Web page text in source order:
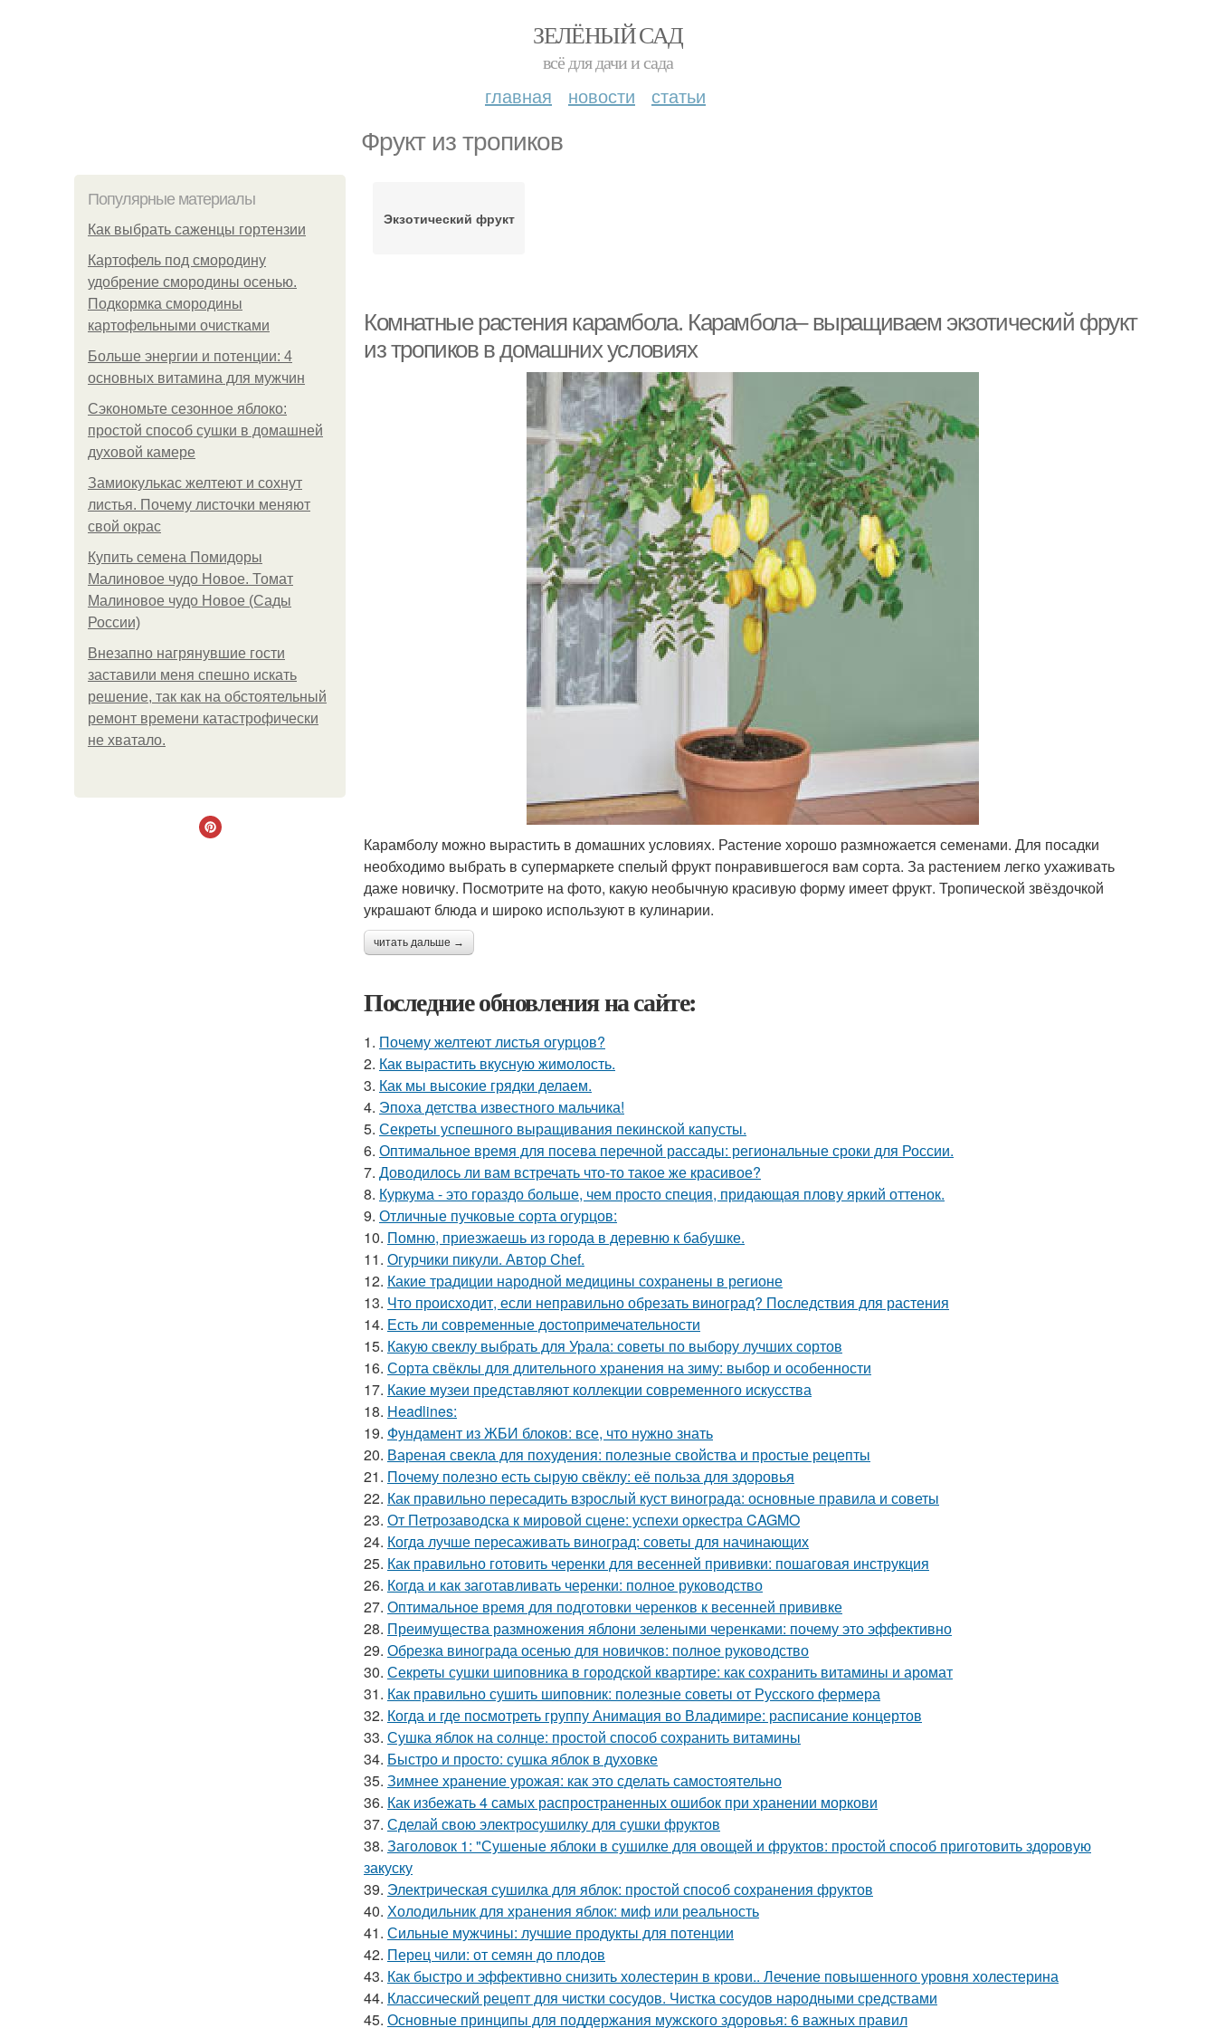
ЗЕЛЁНЫЙ САД
всё для дачи и сада
главная новости статьи
Фрукт из тропиков
Популярные материалы
Как выбрать саженцы гортензии
Картофель под смородину
удобрение смородины осенью.
Подкормка смородины
картофельными очистками
Больше энергии и потенции: 4
основных витамина для мужчин
Сэкономьте сезонное яблоко:
простой способ сушки в домашней
духовой камере
Замиокулькас желтеют и сохнут
листья. Почему листочки меняют
свой окрас
Купить семена Помидоры
Малиновое чудо Новое. Томат
Малиновое чудо Новое (Сады
России)
Внезапно нагрянувшие гости
заставили меня спешно искать
решение, так как на обстоятельный
ремонт времени катастрофически
не хватало.
Экзотический фрукт
Комнатные растения карамбола. Карамбола– выращиваем экзотический фрукт
из тропиков в домашних условиях
Карамболу можно вырастить в домашних условиях. Растение хорошо размножается семенами. Для посадки
необходимо выбрать в супермаркете спелый фрукт понравившегося вам сорта. За растением легко ухаживать
даже новичку. Посмотрите на фото, какую необычную красивую форму имеет фрукт. Тропической звёздочкой
украшают блюда и широко используют в кулинарии.
читать дальше →
Последние обновления на сайте:
1. Почему желтеют листья огурцов?
2. Как вырастить вкусную жимолость.
3. Как мы высокие грядки делаем.
4. Эпоха детства известного мальчика!
5. Секреты успешного выращивания пекинской капусты.
6. Оптимальное время для посева перечной рассады: региональные сроки для России.
7. Доводилось ли вам встречать что-то такое же красивое?
8. Куркума - это гораздо больше, чем просто специя, придающая плову яркий оттенок.
9. Отличные пучковые сорта огурцов:
10. Помню, приезжаешь из города в деревню к бабушке.
11. Огурчики пикули. Автор Chef.
12. Какие традиции народной медицины сохранены в регионе
13. Что происходит, если неправильно обрезать виноград? Последствия для растения
14. Есть ли современные достопримечательности
15. Какую свеклу выбрать для Урала: советы по выбору лучших сортов
16. Сорта свёклы для длительного хранения на зиму: выбор и особенности
17. Какие музеи представляют коллекции современного искусства
18. Headlines:
19. Фундамент из ЖБИ блоков: все, что нужно знать
20. Вареная свекла для похудения: полезные свойства и простые рецепты
21. Почему полезно есть сырую свёклу: её польза для здоровья
22. Как правильно пересадить взрослый куст винограда: основные правила и советы
23. От Петрозаводска к мировой сцене: успехи оркестра CAGMO
24. Когда лучше пересаживать виноград: советы для начинающих
25. Как правильно готовить черенки для весенней прививки: пошаговая инструкция
26. Когда и как заготавливать черенки: полное руководство
27. Оптимальное время для подготовки черенков к весенней прививке
28. Преимущества размножения яблони зелеными черенками: почему это эффективно
29. Обрезка винограда осенью для новичков: полное руководство
30. Секреты сушки шиповника в городской квартире: как сохранить витамины и аромат
31. Как правильно сушить шиповник: полезные советы от Русского фермера
32. Когда и где посмотреть группу Анимация во Владимире: расписание концертов
33. Сушка яблок на солнце: простой способ сохранить витамины
34. Быстро и просто: сушка яблок в духовке
35. Зимнее хранение урожая: как это сделать самостоятельно
36. Как избежать 4 самых распространенных ошибок при хранении моркови
37. Сделай свою электросушилку для сушки фруктов
38. Заголовок 1: "Сушеные яблоки в сушилке для овощей и фруктов: простой способ приготовить здоровую
закуску
39. Электрическая сушилка для яблок: простой способ сохранения фруктов
40. Холодильник для хранения яблок: миф или реальность
41. Сильные мужчины: лучшие продукты для потенции
42. Перец чили: от семян до плодов
43. Как быстро и эффективно снизить холестерин в крови.. Лечение повышенного уровня холестерина
44. Классический рецепт для чистки сосудов. Чистка сосудов народными средствами
45. Основные принципы для поддержания мужского здоровья: 6 важных правил